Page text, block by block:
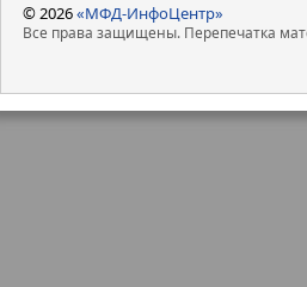
© 2026«МФД-ИнфоЦентр»
Все права защищены. Перепечатка